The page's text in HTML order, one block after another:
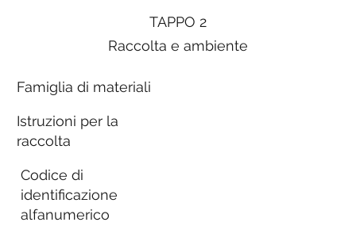
TAPPO 2
Raccolta e ambiente
Famiglia di materiali
Istruzioni per la
raccolta
Codice di
identificazione
alfanumerico